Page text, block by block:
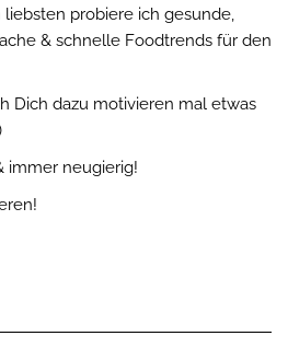
probiere ich gesunde,
& schnelle Foodtrends für den
Dich dazu motivieren mal etwas
immer neugierig!